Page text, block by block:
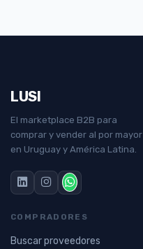
LUSI
El marketplace B2B para
comprar y vender al por mayor
en Uruguay y América Latina.
COMPRADORES
Buscar proveedores